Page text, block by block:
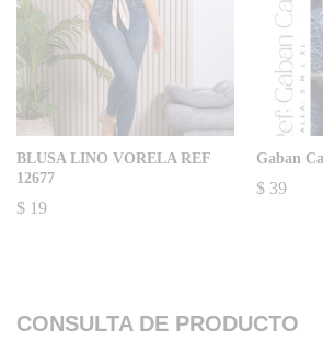
BLUSA LINO VORELA REF
12677
$ 19
Gaban
$ 39
CONSULTA DE PRODUCTO